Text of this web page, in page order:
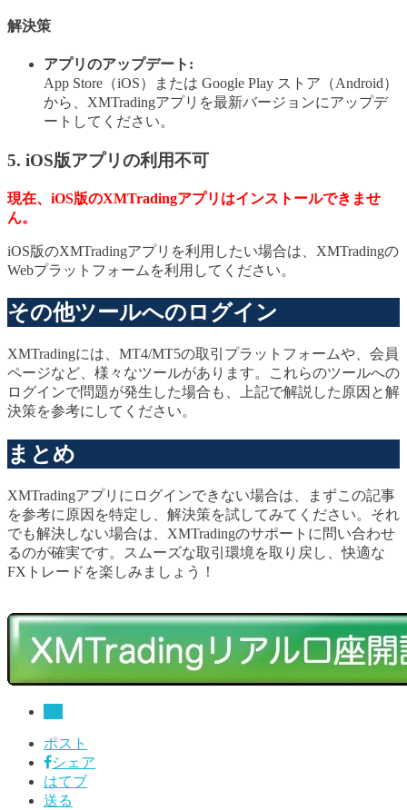
解決策
アプリのアップデート:
App Store（iOS）または Google Play ストア（Android）
から、XMTradingアプリを最新バージョンにアップデ
ートしてください。
5. iOS版アプリの利用不可
現在、iOS版のXMTradingアプリはインストールできませ
ん。
iOS版のXMTradingアプリを利用したい場合は、XMTradingの
Webプラットフォームを利用してください。
その他ツールへのログイン
XMTradingには、MT4/MT5の取引プラットフォームや、会員
ページなど、様々なツールがあります。これらのツールへの
ログインで問題が発生した場合も、上記で解説した原因と解
決策を参考にしてください。
まとめ
XMTradingアプリにログインできない場合は、まずこの記事
を参考に原因を特定し、解決策を試してみてください。それ
でも解決しない場合は、XMTradingのサポートに問い合わせ
るのが確実です。スムーズな取引環境を取り戻し、快適な
FXトレードを楽しみましょう！
ポスト
シェア
はてブ
送る